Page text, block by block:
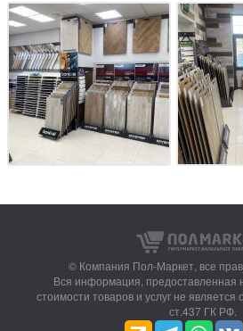
© Компания Пол-Маркет, все
Вся информация, предоставленная
стоимости товаров и услуг не
ст.437 ГК РФ.